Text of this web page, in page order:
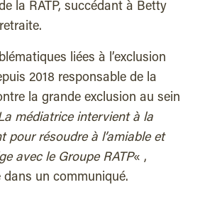
la RATP, succédant à Betty
liées à l’exclusion
2018 responsable de la
la grande exclusion au sein
médiatrice intervient à la
pour résoudre à l’amiable et
avec le Groupe RATP« ,
dans un communiqué.